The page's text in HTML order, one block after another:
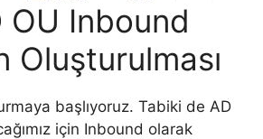
OU Inbound
Oluşturulması
başlıyoruz. Tabiki de AD
için Inbound olarak